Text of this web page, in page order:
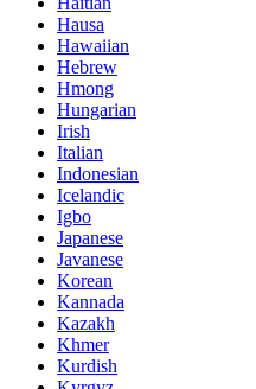
Hausa
Hawaiian
Hebrew
Hmong
Hungarian
Irish
Italian
Indonesian
Icelandic
Igbo
Japanese
Javanese
Korean
Kannada
Kazakh
Khmer
Kurdish